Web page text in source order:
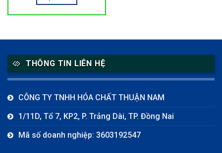
THÔNG TIN LIÊN HỆ
CÔNG TY TNHH HÓA CHẤT THUẬN NAM
1/11D, Tổ 7, KP2, P. Trảng Dài, TP. Đồng Nai
Mã số doanh nghiệp: 3603192547